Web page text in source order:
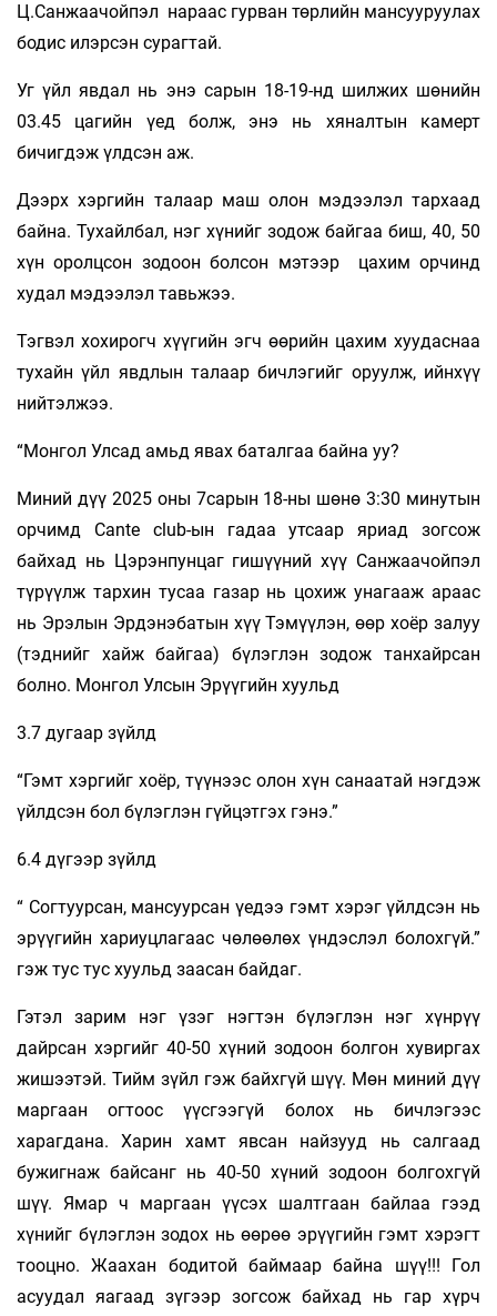
Ц.Санжаачойпэл нараас гурван төрлийн мансууруулах
бодис илэрсэн сурагтай.
Уг үйл явдал нь энэ сарын 18-19-нд шилжих шөнийн
03.45 цагийн үед болж, энэ нь хяналтын камерт
бичигдэж үлдсэн аж.
Дээрх хэргийн талаар маш олон мэдээлэл тархаад
байна. Тухайлбал, нэг хүнийг зодож байгаа биш, 40, 50
хүн оролцсон зодоон болсон мэтээр цахим орчинд
худал мэдээлэл тавьжээ.
Тэгвэл хохирогч хүүгийн эгч өөрийн цахим хуудаснаа
тухайн үйл явдлын талаар бичлэгийг оруулж, ийнхүү
нийтэлжээ.
“Монгол Улсад амьд явах баталгаа байна уу?
Миний дүү 2025 оны 7сарын 18-ны шөнө 3:30 минутын
орчимд Cante club-ын гадаа утсаар яриад зогсож
байхад нь Цэрэнпунцаг гишүүний хүү Санжаачойпэл
түрүүлж тархин тусаа газар нь цохиж унагааж араас
нь Эрэлын Эрдэнэбатын хүү Тэмүүлэн, өөр хоёр залуу
(тэднийг хайж байгаа) бүлэглэн зодож танхайрсан
болно. Монгол Улсын Эрүүгийн хуульд
3.7 дугаар зүйлд
“Гэмт хэргийг хоёр, түүнээс олон хүн санаатай нэгдэж
үйлдсэн бол бүлэглэн гүйцэтгэх гэнэ.”
6.4 дүгээр зүйлд
“ Согтуурсан, мансуурсан үедээ гэмт хэрэг үйлдсэн нь
эрүүгийн хариуцлагаас чөлөөлөх үндэслэл болохгүй.”
гэж тус тус хуульд заасан байдаг.
Гэтэл зарим нэг үзэг нэгтэн бүлэглэн нэг хүнрүү
дайрсан хэргийг 40-50 хүний зодоон болгон хувиргах
жишээтэй. Тийм зүйл гэж байхгүй шүү. Мөн миний дүү
маргаан огтоос үүсгээгүй болох нь бичлэгээс
харагдана. Харин хамт явсан найзууд нь салгаад
бужигнаж байсанг нь 40-50 хүний зодоон болгохгүй
шүү. Ямар ч маргаан үүсэх шалтгаан байлаа гээд
хүнийг бүлэглэн зодох нь өөрөө эрүүгийн гэмт хэрэгт
тооцно. Жаахан бодитой баймаар байна шүү!!! Гол
асуудал яагаад зүгээр зогсож байхад нь гар хүрч